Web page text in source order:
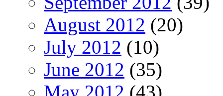
August 2012 (20)
July 2012 (10)
June 2012 (35)